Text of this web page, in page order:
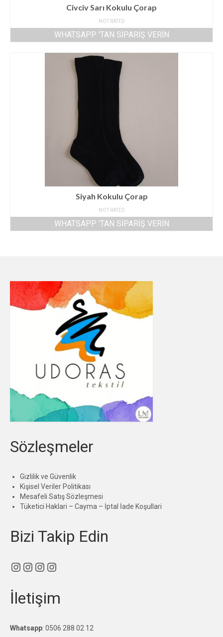
Civciv Sarı Kokulu Çorap
NOT RATED
WHATSAPP 'TAN SIPARIŞ VERIN
Siyah Kokulu Çorap
NOT RATED
WHATSAPP 'TAN SIPARIŞ VERIN
Sözleşmeler
Gizlilik ve Güvenlik
Kişisel Veriler Politikası
Mesafeli Satış Sözleşmesi
Tüketici Haklari – Cayma – İptal İade Koşullari
Bizi Takip Edin
Instagram
Instagram
Instagram
Instagram
İletişim
Whatsapp: 0506 288 02 12